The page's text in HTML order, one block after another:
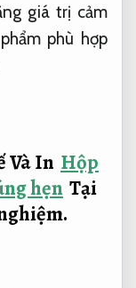
giá trị cảm
phù hợp
Và In Hộp
hẹn Tại